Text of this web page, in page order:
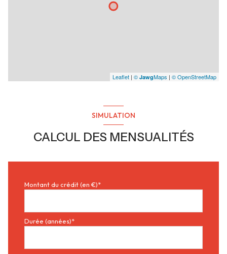
Leaflet | © JawgMaps | © OpenStreetMap
SIMULATION
CALCUL DES MENSUALITÉS
Montant du crédit (en €)*
Durée (années)*